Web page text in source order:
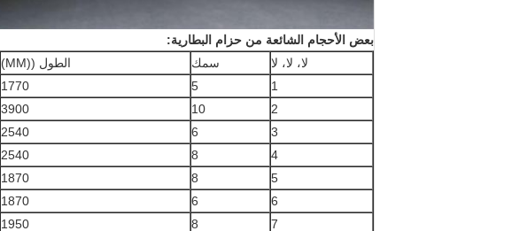
بعض الأحجام الشائعة من حزام البطارية:
لا، لا، لا
سمك الطول ((MM)
1
5
1770
2
10
3900
3
6
2540
4
8
2540
5
8
1870
6
6
1870
7
8
1950